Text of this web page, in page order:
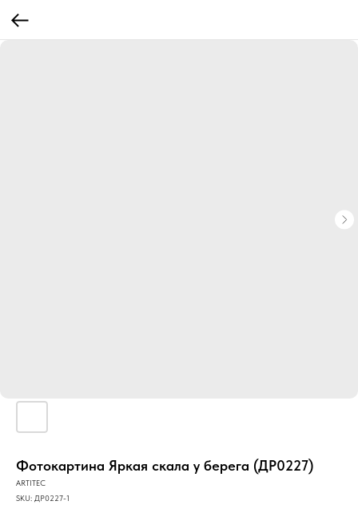
Фотокартина Яркая скала у берега (ДР0227)
ARTITEC
SKU: ДР0227-1